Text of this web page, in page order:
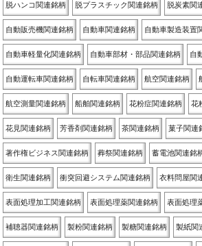
脱ハンコ関連銘柄 脱プラスチック関連銘柄 脱炭素関
自動販売機関連銘柄 自動車関連銘柄 自動車製造装置
自動車軽量化関連銘柄 自動車部材・部品関連銘柄 自
自動運転車関連銘柄 自転車関連銘柄 航空関連銘柄
航空測量関連銘柄 船舶関連銘柄 花粉症関連銘柄 花
花見関連銘柄 芳香剤関連銘柄 茶関連銘柄 菓子関連
著作権ビジネス関連銘柄 葬祭関連銘柄 蓄電池関連銘
衛生関連銘柄 衝突回避システム関連銘柄 衣料問屋関
表面処理加工関連銘柄 表面処理薬関連銘柄 表面処理
補聴器関連銘柄 製粉関連銘柄 製糖関連銘柄 製紙関